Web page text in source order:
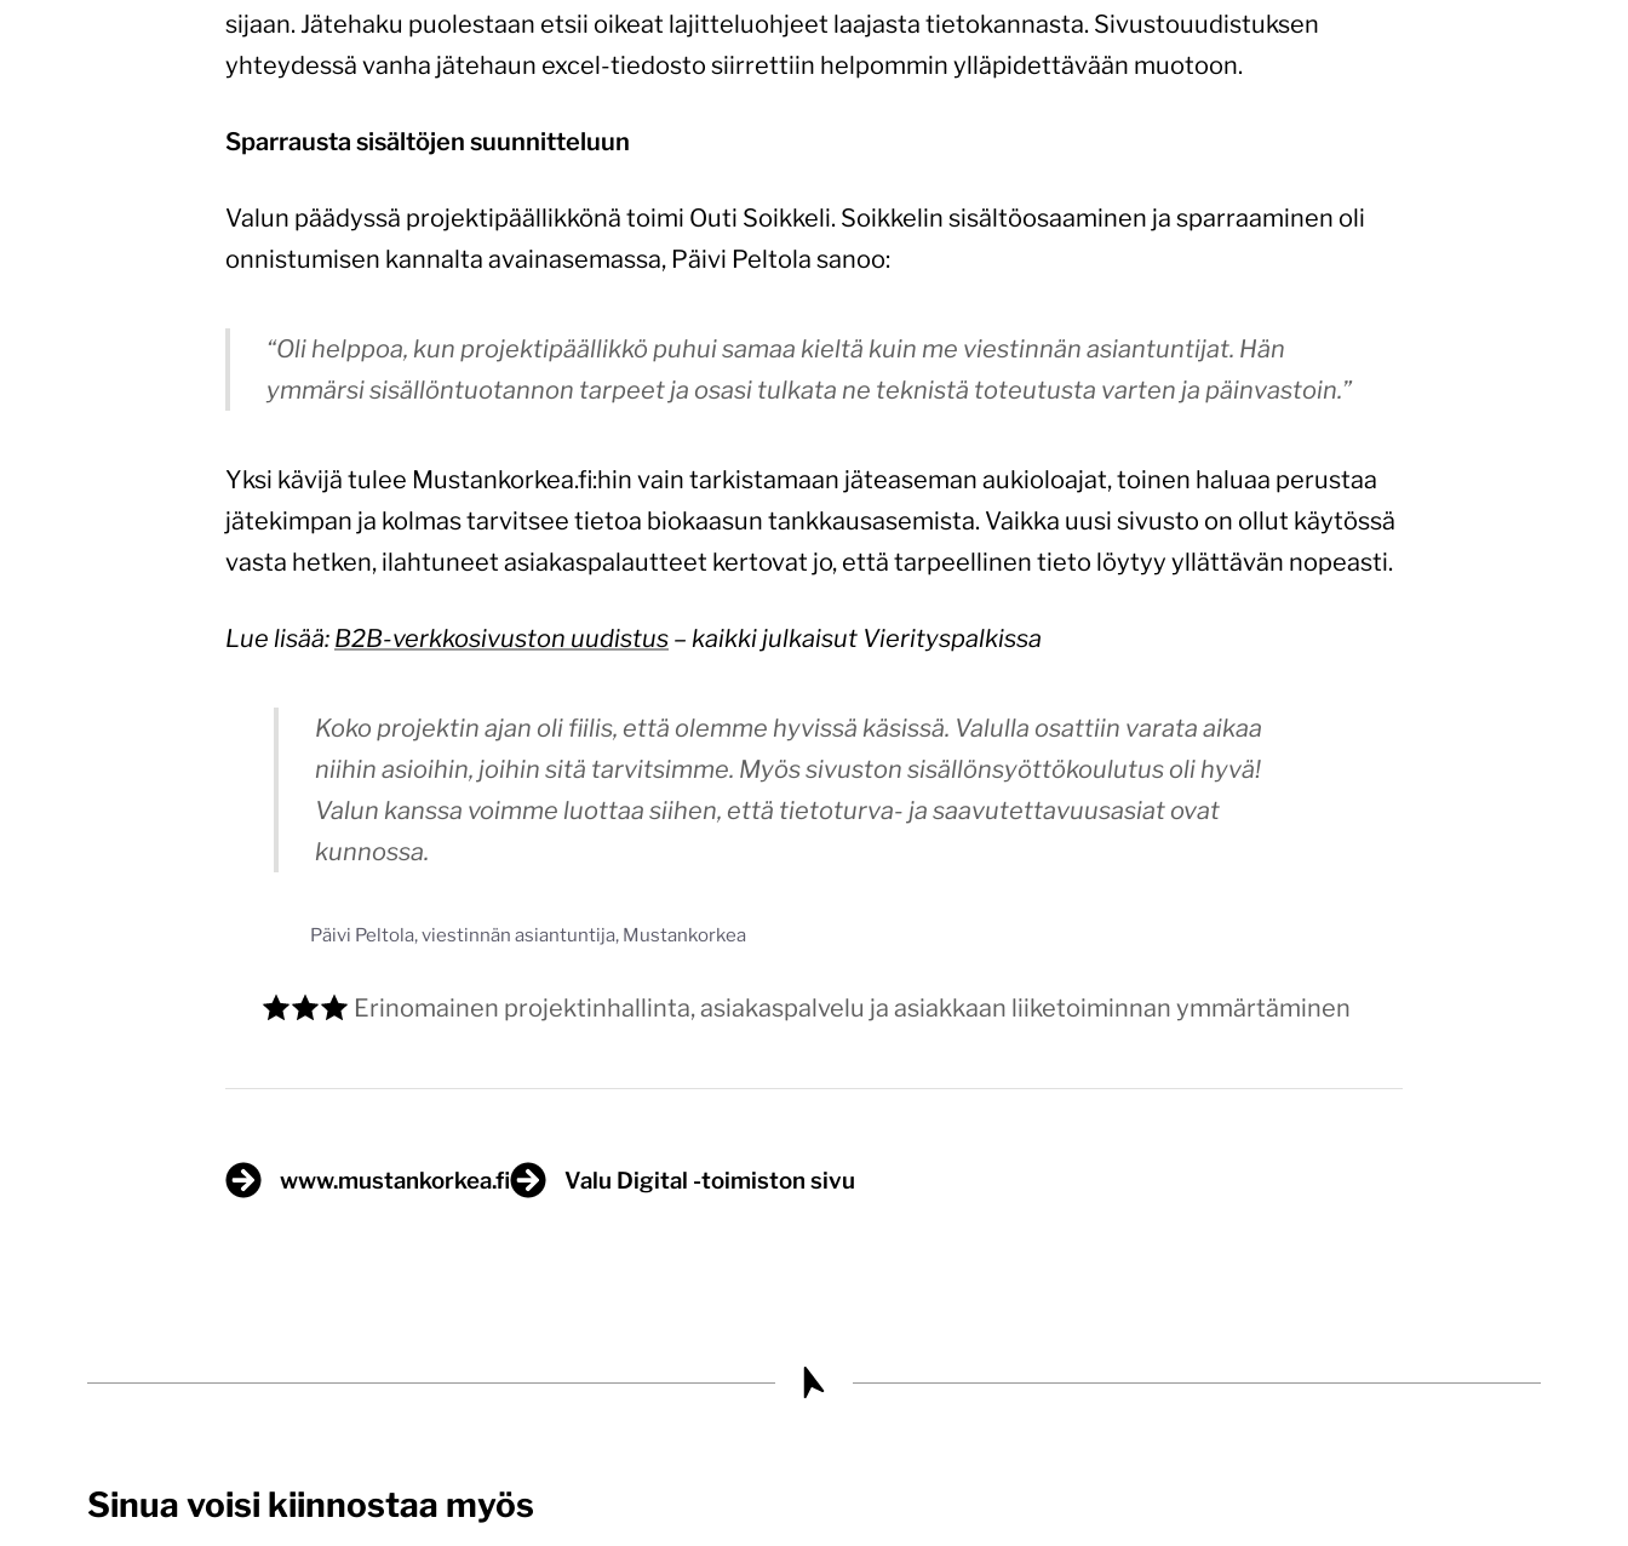
sijaan. Jätehaku puolestaan etsii oikeat lajitteluohjeet laajasta tietokannasta. Sivustouudistuksen
yhteydessä vanha jätehaun excel-tiedosto siirrettiin helpommin ylläpidettävään muotoon.
Sparrausta sisältöjen suunnitteluun
Valun päädyssä projektipäällikkönä toimi Outi Soikkeli. Soikkelin sisältöosaaminen ja sparraaminen oli
onnistumisen kannalta avainasemassa, Päivi Peltola sanoo:
“Oli helppoa, kun projektipäällikkö puhui samaa kieltä kuin me viestinnän asiantuntijat. Hän
ymmärsi sisällöntuotannon tarpeet ja osasi tulkata ne teknistä toteutusta varten ja päinvastoin.”
Yksi kävijä tulee Mustankorkea.fi:hin vain tarkistamaan jäteaseman aukioloajat, toinen haluaa perustaa
jätekimpan ja kolmas tarvitsee tietoa biokaasun tankkausasemista. Vaikka uusi sivusto on ollut käytössä
vasta hetken, ilahtuneet asiakaspalautteet kertovat jo, että tarpeellinen tieto löytyy yllättävän nopeasti.
Lue lisää: B2B-verkkosivuston uudistus – kaikki julkaisut Vierityspalkissa
Koko projektin ajan oli fiilis, että olemme hyvissä käsissä. Valulla osattiin varata aikaa
niihin asioihin, joihin sitä tarvitsimme. Myös sivuston sisällönsyöttökoulutus oli hyvä!
Valun kanssa voimme luottaa siihen, että tietoturva- ja saavutettavuusasiat ovat
kunnossa.
Päivi Peltola, viestinnän asiantuntija, Mustankorkea
Erinomainen projektinhallinta, asiakaspalvelu ja asiakkaan liiketoiminnan ymmärtäminen
www.mustankorkea.fi Valu Digital -toimiston sivu
Sinua voisi kiinnostaa myös